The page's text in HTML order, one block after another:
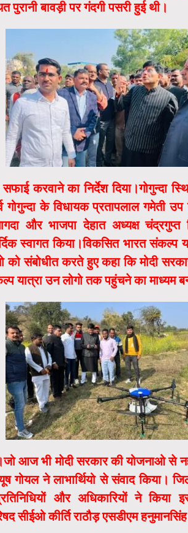
बावड़ी पर गंदगी पसरी हुई थी।
करवाने का निर्देश दिया।गोगुन्दा
के विधायक प्रतापलाल गमेती उप
और भाजपा देहात अध्यक्ष
स्वागत किया।विकसित भारत संकल्प
संबोधीत करते हुए कहा कि मोदी
यात्रा उन लोगो तक पहुंचने का माध्यम
आज भी मोदी सरकार की योजनाओ से
गोयल ने लाभार्थियो से संवाद किया।
और अधिकारियों ने
सीईओ कीर्ति राठौड़ एसडीएम